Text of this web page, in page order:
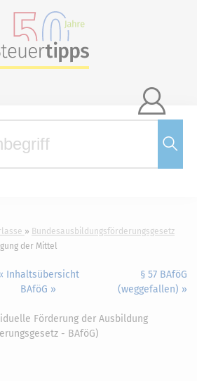

Bundesausbildungsförderungsgesetz
der Mittel
Inhaltsübersicht
BAföG »
§ 57 BAföG
(weggefallen) »
Förderung der Ausbildung
- BAföG)